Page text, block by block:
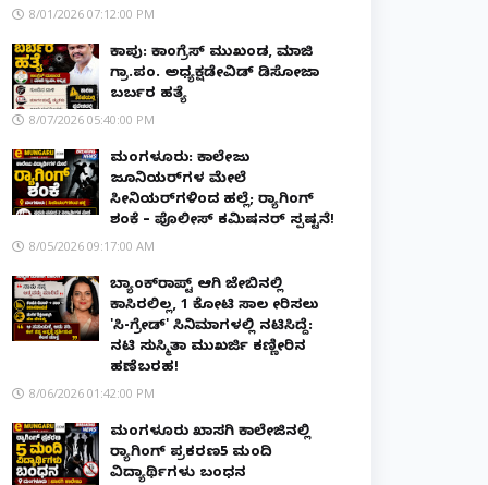
8/01/2026 07:12:00 PM
ಕಾಪು: ಕಾಂಗ್ರೆಸ್ ಮುಖಂಡ, ಮಾಜಿ
ಗ್ರಾ.ಪಂ. ಅಧ್ಯಕ್ಷಡೇವಿಡ್ ಡಿಸೋಜಾ
ಬರ್ಬರ ಹತ್ಯೆ
8/07/2026 05:40:00 PM
ಮಂಗಳೂರು: ಕಾಲೇಜು
ಜೂನಿಯರ್‌ಗಳ ಮೇಲೆ
ಸೀನಿಯರ್‌ಗಳಿಂದ ಹಲ್ಲೆ; ರ‌್ಯಾಗಿಂಗ್
ಶಂಕೆ – ಪೊಲೀಸ್ ಕಮಿಷನರ್ ಸ್ಪಷ್ಟನೆ!
8/05/2026 09:17:00 AM
ಬ್ಯಾಂಕ್‌ರಾಪ್ಟ್‌ ಆಗಿ ಜೇಬಿನಲ್ಲಿ
ಕಾಸಿರಲಿಲ್ಲ, ₹1 ಕೋಟಿ ಸಾಲ ತೀರಿಸಲು
'ಸಿ-ಗ್ರೇಡ್' ಸಿನಿಮಾಗಳಲ್ಲಿ ನಟಿಸಿದ್ದೆ:
ನಟಿ ಸುಸ್ಮಿತಾ ಮುಖರ್ಜಿ ಕಣ್ಣೀರಿನ
ಹಣೆಬರಹ!
8/06/2026 01:42:00 PM
ಮಂಗಳೂರು ಖಾಸಗಿ ಕಾಲೇಜಿನಲ್ಲಿ
ರ‌್ಯಾಗಿಂಗ್ ಪ್ರಕರಣ5 ಮಂದಿ
ವಿದ್ಯಾರ್ಥಿಗಳು ಬಂಧನ